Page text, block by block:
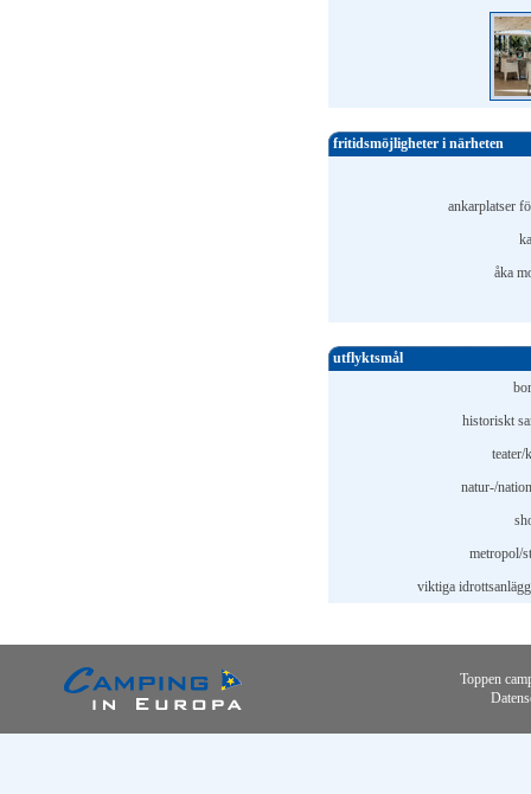
fritidsmöjligheter i närheten
ankarplatser
åka
utflyktsmål
historiskt
teater/
natur-/
metropol/
viktiga
Toppen